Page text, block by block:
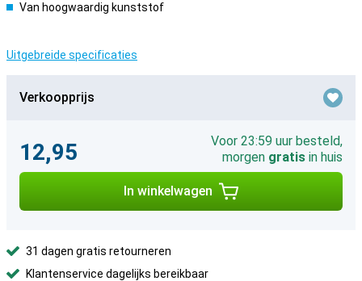
Van hoogwaardig kunststof
Uitgebreide specificaties
Verkoopprijs
12,95
Voor 23:59 uur besteld,
morgen gratis in huis
In winkelwagen
31 dagen gratis retourneren
Klantenservice dagelijks bereikbaar